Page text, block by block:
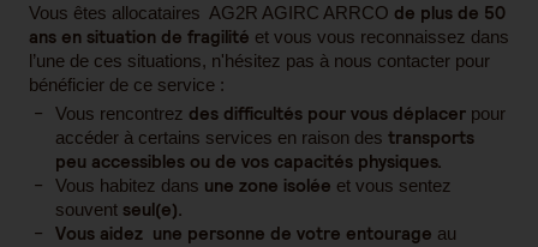
Vous êtes allocataires AG2R AGIRC ARRCO de plus de 50
ans en situation de fragilité et vous vous reconnaissez dans
l’une de ces situations, n'hésitez pas à nous contacter pour
bénéficier de ce service :
Vous rencontrez des difficultés pour vous déplacer pour
accéder à certains services en raison des transports
peu accessibles ou de vos capacités physiques.
Vous habitez dans une zone isolée et vous sentez
souvent seul(e).
Vous aidez une personne de votre entourage au